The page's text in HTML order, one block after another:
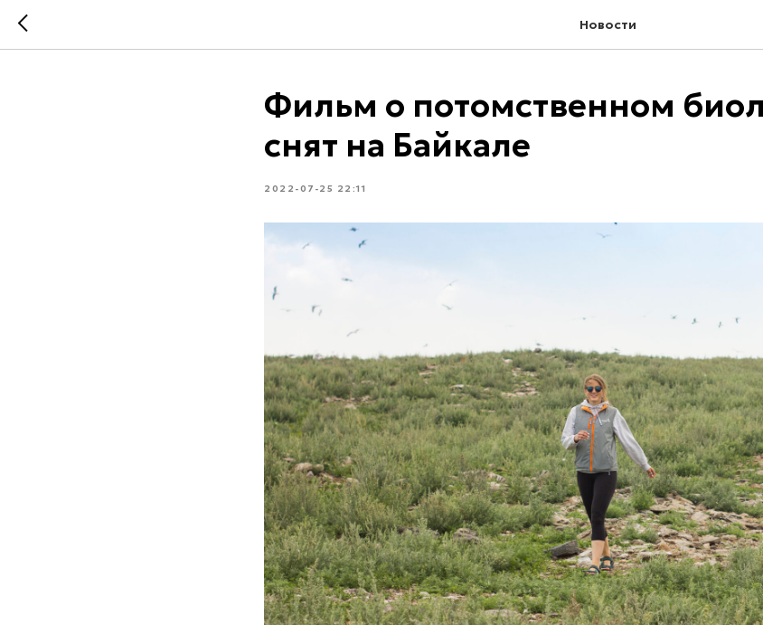
Новости
Фильм о потомственном
снят на Байкале
2022-07-25 22:11